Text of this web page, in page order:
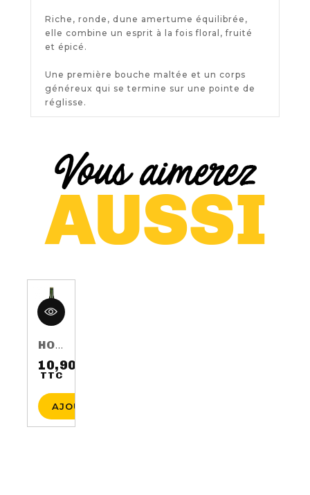
Riche, ronde, dune amertume équilibrée,
elle combine un esprit à la fois floral, fruité
et épicé.
Une première bouche maltée et un corps
généreux qui se termine sur une pointe de
réglisse.
HOP HARVEST 2016 75CL 5.5%
10,90 €
TTCPrix
AJOUTER AU PANIER